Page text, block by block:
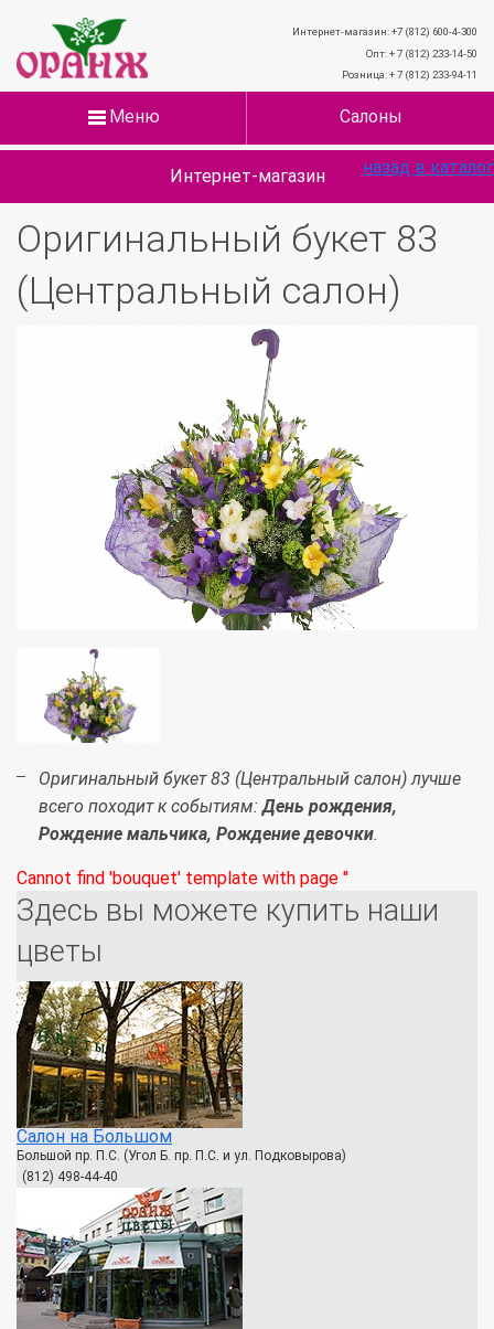
Интернет-магазин: +7 (812) 600-4-300
Опт: + 7 (812) 233-14-50
Розница: + 7 (812) 233-94-11
Меню Салоны
Интернет-магазин
Оригинальный букет 83
(Центральный салон)
назад в каталог
Оригинальный букет 83 (Центральный салон) лучше
всего походит к событиям:День рождения,
Рождение мальчика, Рождение девочки.
Cannot find 'bouquet' template with page ''
Здесь вы можете купить наши
цветы
Салон на Большом
Большой пр. П.С. (Угол Б. пр. П.С. и ул. Подковырова)
(812) 498-44-40